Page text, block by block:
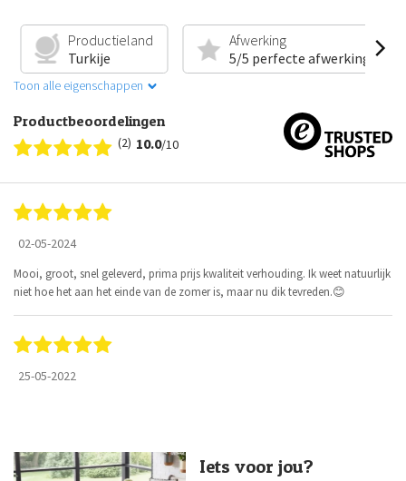
Productieland
Turkije
Afwerking
5/5 perfecte afwerking
Toon alle eigenschappen
Productbeoordelingen
(2) 10.0/10
02-05-2024
Mooi, groot, snel geleverd, prima prijs kwaliteit verhouding. Ik weet natuurlijk
niet hoe het aan het einde van de zomer is, maar nu dik tevreden.😊
25-05-2022
Iets voor jou?